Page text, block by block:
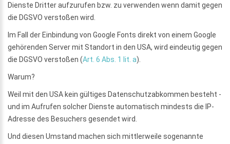
Dienste Dritter aufzurufen bzw. zu verwenden wenn damit gegen
die DGSVO verstoßen wird.
Im Fall der Einbindung von Google Fonts direkt von einem Google
gehörenden Server mit Standort in den USA, wird eindeutig gegen
die DGSVO verstoßen (Art. 6 Abs. 1 lit. a).
Warum?
Weil mit den USA kein gültiges Datenschutzabkommen besteht -
und im Aufrufen solcher Dienste automatisch mindests die IP-
Adresse des Besuchers gesendet wird.
Und diesen Umstand machen sich mittlerweile sogenannte